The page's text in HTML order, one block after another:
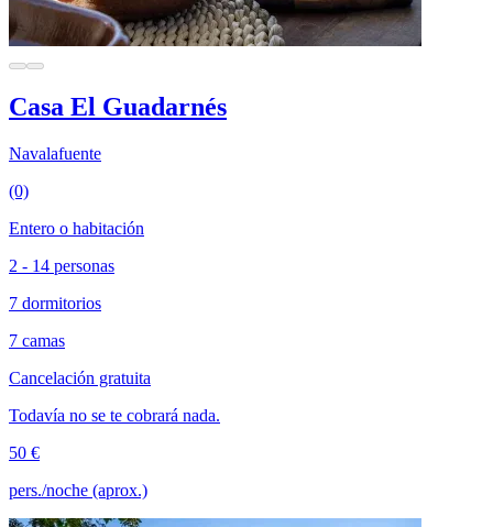
Casa El Guadarnés
Navalafuente
(0)
Entero o habitación
2 - 14 personas
7 dormitorios
7 camas
Cancelación gratuita
Todavía no se te cobrará nada.
50 €
pers./noche (aprox.)